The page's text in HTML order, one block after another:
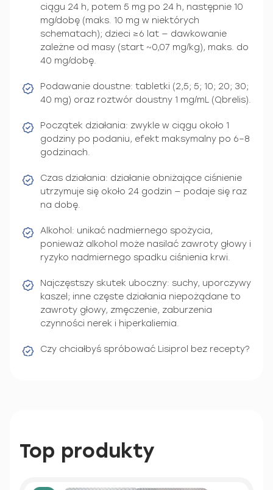
ciągu 24 h, potem 5 mg po 24 h, następnie 10
mg/dobę (maks. 10 mg w niektórych
schematach); dzieci ≥6 lat — dawkowanie
zależne od masy (start ~0,07 mg/kg), maks. do
40 mg/dobę.
Podawanie doustne: tabletki (2,5; 5; 10; 20; 30;
40 mg) oraz roztwór doustny 1 mg/mL (Qbrelis).
Początek działania: zwykle w ciągu około 1
godziny po podaniu, efekt maksymalny po 6–8
godzinach.
Czas działania: działanie obniżające ciśnienie
utrzymuje się około 24 godzin — podaje się raz
na dobę.
Alkohol: unikać nadmiernego spożycia,
ponieważ alkohol może nasilać zawroty głowy i
ryzyko nadmiernego spadku ciśnienia krwi.
Najczęstszy skutek uboczny: suchy, uporczywy
kaszel; inne częste działania niepożądane to
zawroty głowy, zmęczenie, zaburzenia
czynności nerek i hiperkaliemia.
Czy chciałbyś spróbować Lisiprol bez recepty?
Top produkty